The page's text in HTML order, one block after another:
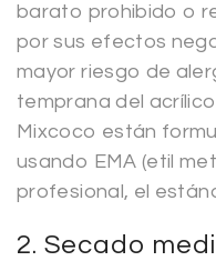
barato prohibido o
por sus efectos
mayor riesgo de
temprana del
Mixcoco están
usando EMA (etil
profesional, el
2. Secado